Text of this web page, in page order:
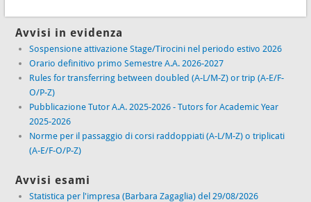
Avvisi in evidenza
Sospensione attivazione Stage/Tirocini nel periodo estivo 2026
Orario definitivo primo Semestre A.A. 2026-2027
Rules for transferring between doubled (A-L/M-Z) or trip (A-E/F-
O/P-Z)
Pubblicazione Tutor A.A. 2025-2026 - Tutors for Academic Year
2025-2026
Norme per il passaggio di corsi raddoppiati (A-L/M-Z) o triplicati
(A-E/F-O/P-Z)
Avvisi esami
Statistica per l'impresa (Barbara Zagaglia) del 29/08/2026